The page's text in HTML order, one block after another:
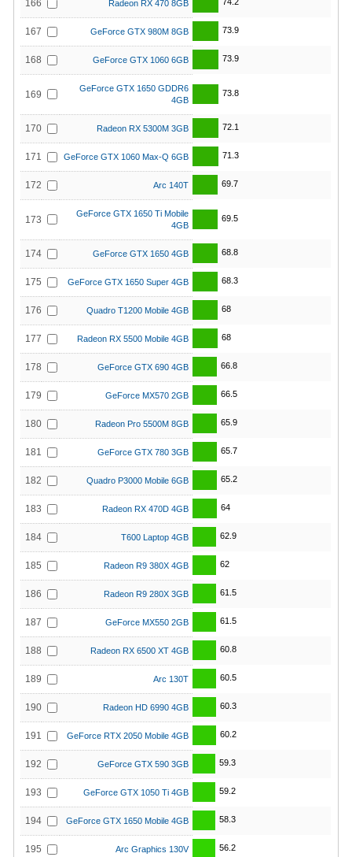
166 Radeon RX 470 8GB
167 GeForce GTX 980M 8GB 73.9
168 GeForce GTX 1060 6GB 73.9
169
GeForce GTX 1650 GDDR6
4GB
73.8
170 Radeon RX 5300M 3GB 72.1
171 GeForce GTX 1060 Max-Q 6GB 71.3
172 Arc 140T 69.7
173
GeForce GTX 1650 Ti Mobile
4GB
69.5
174 GeForce GTX 1650 4GB 68.8
175 GeForce GTX 1650 Super 4GB 68.3
176 Quadro T1200 Mobile 4GB 68
177 Radeon RX 5500 Mobile 4GB 68
178 GeForce GTX 690 4GB 66.8
179 GeForce MX570 2GB 66.5
180 Radeon Pro 5500M 8GB 65.9
181 GeForce GTX 780 3GB 65.7
182 Quadro P3000 Mobile 6GB 65.2
183 Radeon RX 470D 4GB 64
184 T600 Laptop 4GB 62.9
185 Radeon R9 380X 4GB 62
186 Radeon R9 280X 3GB 61.5
187 GeForce MX550 2GB 61.5
188 Radeon RX 6500 XT 4GB 60.8
189 Arc 130T 60.5
190 Radeon HD 6990 4GB 60.3
191 GeForce RTX 2050 Mobile 4GB 60.2
192 GeForce GTX 590 3GB 59.3
193 GeForce GTX 1050 Ti 4GB 59.2
194 GeForce GTX 1650 Mobile 4GB 58.3
195 Arc Graphics 130V 56.2